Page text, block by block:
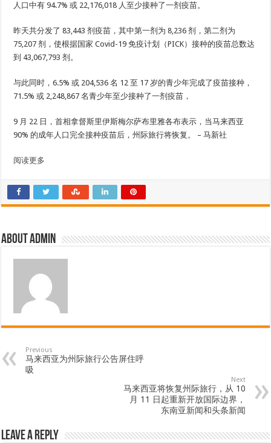
人口中有 94.7% 或 22,176,018 人至少接种了一剂疫苗。
昨天共分发了 83,443 剂疫苗，其中第一剂为 8,236 剂，第二剂为
75,207 剂，使根据国家 Covid-19 免疫计划（PICK）接种的疫苗总数达
到 43,067,793 剂。
与此同时，6.5% 或 204,536 名 12 至 17 岁的青少年完成了疫苗接种，
71.5% 或 2,248,867 名青少年至少接种了一剂疫苗，
9 月 22 日，首相拿督斯里伊斯梅尔萨布里雅各布表示，当马来西亚
90% 的成年人口完全接种疫苗后，州际旅行将恢复。 – 马新社
阅读更多
About admin
Previous
马来西亚为州际旅行公告屏住呼
吸
Next
马来西亚将恢复州际旅行，从 10
月 11 日起重新开放国际边界，
东南亚新闻和头条新闻
Leave a Reply